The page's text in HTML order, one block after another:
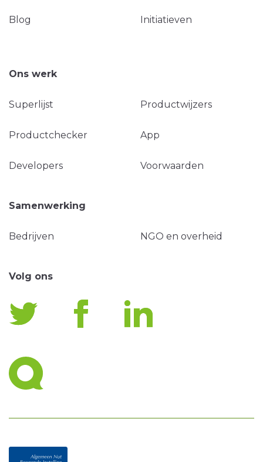
Blog Initiatieven
Ons werk
Superlijst Productwijzers
Productchecker App
Developers Voorwaarden
Samenwerking
Bedrijven NGO en overheid
Volg ons